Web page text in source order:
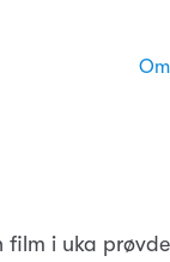
Om
film i uka